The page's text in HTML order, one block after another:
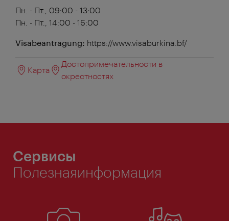
Пн. - Пт., 09:00 - 13:00
Пн. - Пт., 14:00 - 16:00
Visabeantragung: https://www.visaburkina.bf/
Карта
Достопримечательности в
окрестностях
Сервисы
Полезнаяинформация